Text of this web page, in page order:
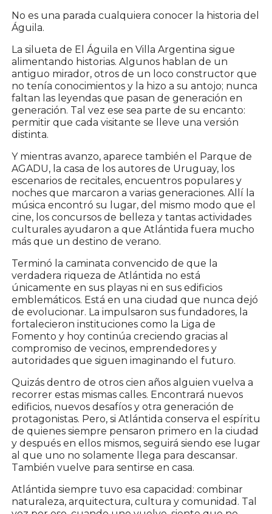
No es una parada cualquiera conocer la historia del
Águila.
La silueta de El Águila en Villa Argentina sigue
alimentando historias. Algunos hablan de un
antiguo mirador, otros de un loco constructor que
no tenía conocimientos y la hizo a su antojo; nunca
faltan las leyendas que pasan de generación en
generación. Tal vez ese sea parte de su encanto:
permitir que cada visitante se lleve una versión
distinta.
Y mientras avanzo, aparece también el Parque de
AGADU, la casa de los autores de Uruguay, los
escenarios de recitales, encuentros populares y
noches que marcaron a varias generaciones. Allí la
música encontró su lugar, del mismo modo que el
cine, los concursos de belleza y tantas actividades
culturales ayudaron a que Atlántida fuera mucho
más que un destino de verano.
Terminó la caminata convencido de que la
verdadera riqueza de Atlántida no está
únicamente en sus playas ni en sus edificios
emblemáticos. Está en una ciudad que nunca dejó
de evolucionar. La impulsaron sus fundadores, la
fortalecieron instituciones como la Liga de
Fomento y hoy continúa creciendo gracias al
compromiso de vecinos, emprendedores y
autoridades que siguen imaginando el futuro.
Quizás dentro de otros cien años alguien vuelva a
recorrer estas mismas calles. Encontrará nuevos
edificios, nuevos desafíos y otra generación de
protagonistas. Pero, si Atlántida conserva el espíritu
de quienes siempre pensaron primero en la ciudad
y después en ellos mismos, seguirá siendo ese lugar
al que uno no solamente llega para descansar.
También vuelve para sentirse en casa.
Atlántida siempre tuvo esa capacidad: combinar
naturaleza, arquitectura, cultura y comunidad. Tal